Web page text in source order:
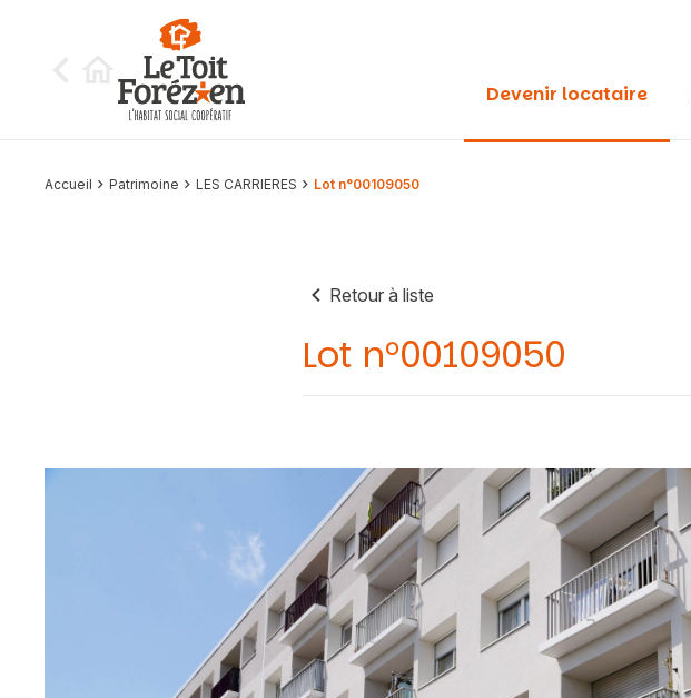
Devenir locataire
Accueil Patrimoine LES CARRIERES Lot n°00109050
Retour à liste
Lot n°00109050